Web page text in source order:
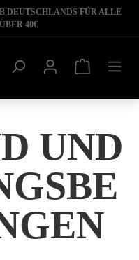
DEUTSCHLANDS FÜR ALLE
40€
UND